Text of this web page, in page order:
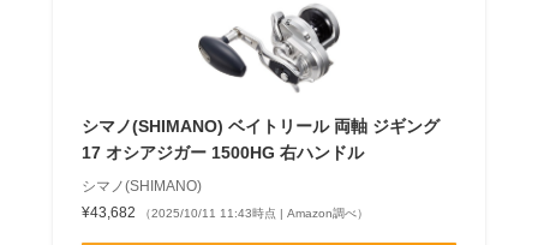
シマノ(SHIMANO) ベイトリール 両軸 ジギング
17 オシアジガー 1500HG 右ハンドル
シマノ(SHIMANO)
¥43,682
（2025/10/11 11:43時点 | Amazon調べ）